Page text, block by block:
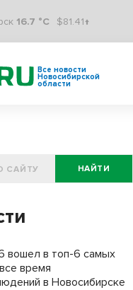
16.7 °C $81.41↑
Все новости
Новосибирской
области
НАЙТИ
вошел в топ-6 самых
время
в Новосибирске